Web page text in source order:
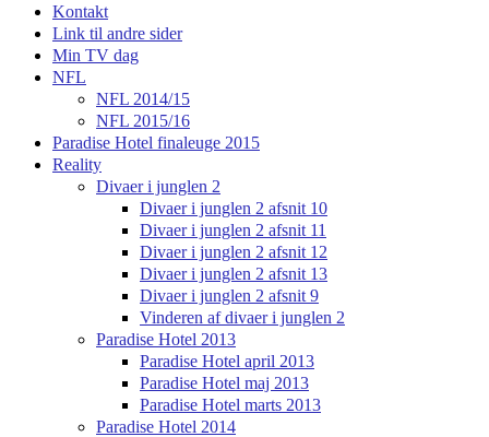
Kontakt
Link til andre sider
Min TV dag
NFL
NFL 2014/15
NFL 2015/16
Paradise Hotel finaleuge 2015
Reality
Divaer i junglen 2
Divaer i junglen 2 afsnit 10
Divaer i junglen 2 afsnit 11
Divaer i junglen 2 afsnit 12
Divaer i junglen 2 afsnit 13
Divaer i junglen 2 afsnit 9
Vinderen af divaer i junglen 2
Paradise Hotel 2013
Paradise Hotel april 2013
Paradise Hotel maj 2013
Paradise Hotel marts 2013
Paradise Hotel 2014